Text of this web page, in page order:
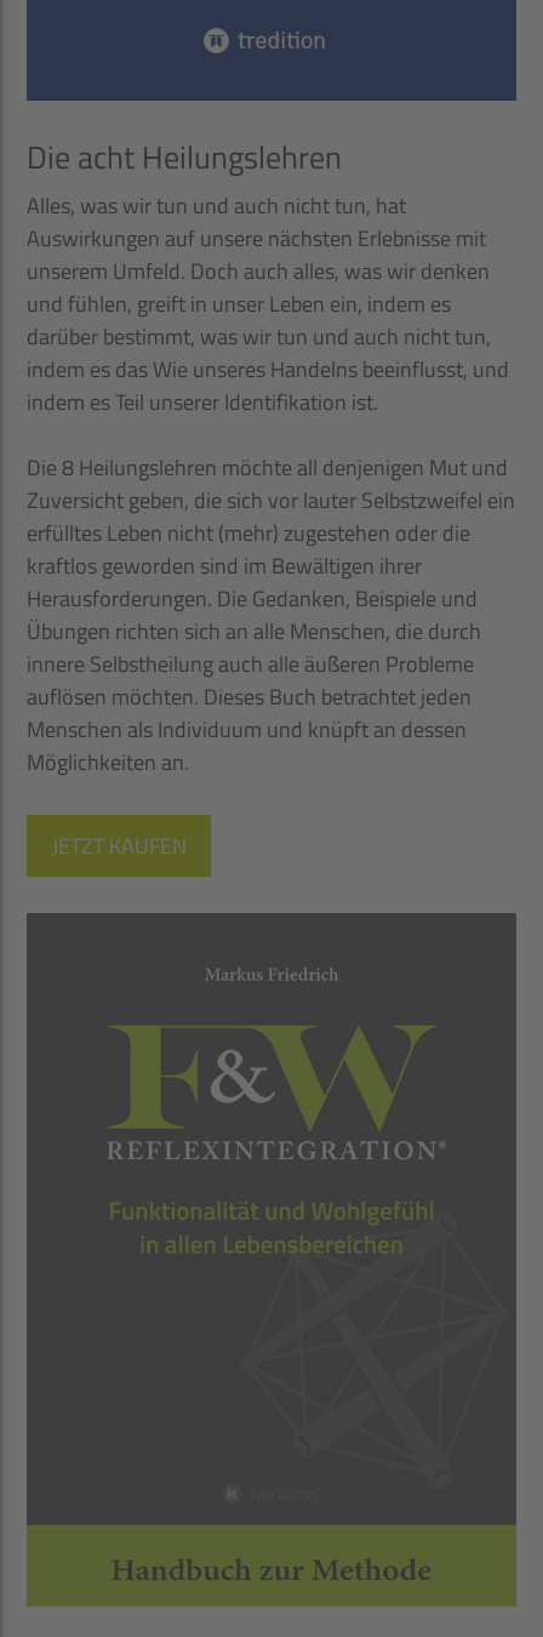
Die acht Heilungslehren
Alles, was wir tun und auch nicht tun, hat
Auswirkungen auf unsere nächsten Erlebnisse mit
unserem Umfeld. Doch auch alles, was wir denken
und fühlen, greift in unser Leben ein, indem es
darüber bestimmt, was wir tun und auch nicht tun,
indem es das Wie unseres Handelns beeinflusst, und
indem es Teil unserer Identifikation ist.
Die 8 Heilungslehren möchte all denjenigen Mut und
Zuversicht geben, die sich vor lauter Selbstzweifel ein
erfülltes Leben nicht (mehr) zugestehen oder die
kraftlos geworden sind im Bewältigen ihrer
Herausforderungen. Die Gedanken, Beispiele und
Übungen richten sich an alle Menschen, die durch
innere Selbstheilung auch alle ­äußeren Probleme
auflösen möchten. Dieses Buch betrachtet jeden
Menschen als Individuum und knüpft an dessen
Möglichkeiten an.
JETZT KAUFEN